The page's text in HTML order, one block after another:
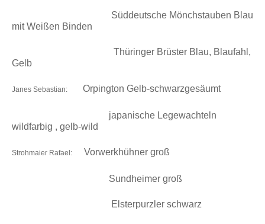
Süddeutsche Mönchstauben Blau
mit Weißen Binden
Thüringer Brüster Blau, Blaufahl,
Gelb
Janes Sebastian: Orpington Gelb-schwarzgesäumt
japanische Legewachteln
wildfarbig , gelb-wild
Strohmaier Rafael : Vorwerkhühner groß
Sundheimer groß
Elsterpurzler schwarz